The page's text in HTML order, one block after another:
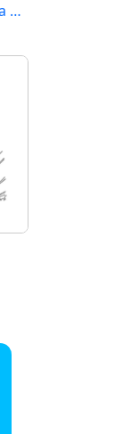
Tisknutelná raketa pro děti